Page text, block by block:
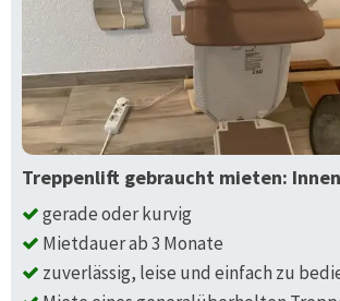
Treppenlift gebraucht mieten:
gerade oder kurvig
Mietdauer ab 3 Monate
zuverlässig, leise und einfach zu